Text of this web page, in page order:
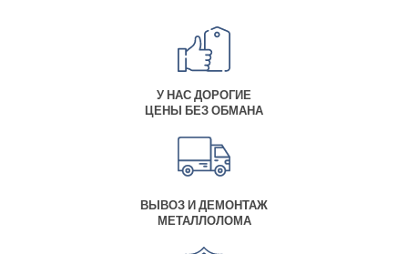
У НАС ДОРОГИЕ
ЦЕНЫ БЕЗ ОБМАНА
ВЫВОЗ И ДЕМОНТАЖ
МЕТАЛЛОЛОМА